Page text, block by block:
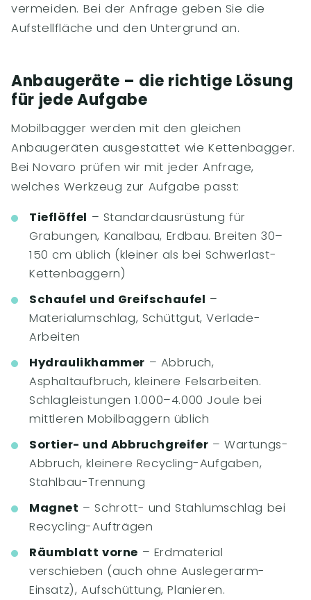
vermeiden. Bei der Anfrage geben Sie die
Aufstellfläche und den Untergrund an.
Anbaugeräte – die richtige Lösung
für jede Aufgabe
Mobilbagger werden mit den gleichen
Anbaugeräten ausgestattet wie Kettenbagger.
Bei Novaro prüfen wir mit jeder Anfrage,
welches Werkzeug zur Aufgabe passt:
Tieflöffel – Standardausrüstung für
Grabungen, Kanalbau, Erdbau. Breiten 30–
150 cm üblich (kleiner als bei Schwerlast-
Kettenbaggern)
Schaufel und Greifschaufel –
Materialumschlag, Schüttgut, Verlade-
Arbeiten
Hydraulikhammer – Abbruch,
Asphaltaufbruch, kleinere Felsarbeiten.
Schlagleistungen 1.000–4.000 Joule bei
mittleren Mobilbaggern üblich
Sortier- und Abbruchgreifer – Wartungs-
Abbruch, kleinere Recycling-Aufgaben,
Stahlbau-Trennung
Magnet – Schrott- und Stahlumschlag bei
Recycling-Aufträgen
Räumblatt vorne – Erdmaterial
verschieben (auch ohne Auslegerarm-
Einsatz), Aufschüttung, Planieren.